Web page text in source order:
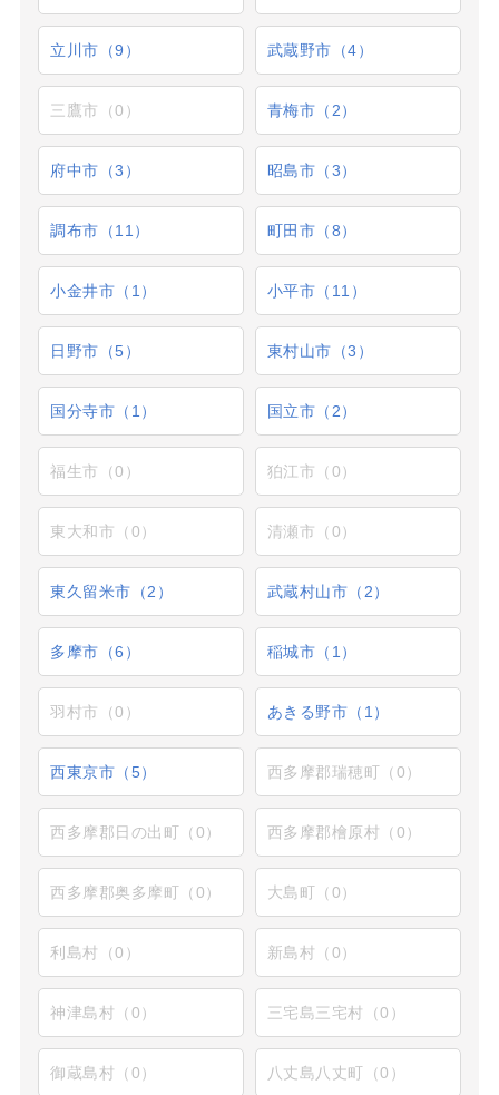
立川市（9） 武蔵野市（4）
三鷹市（0） 青梅市（2）
府中市（3） 昭島市（3）
調布市（11） 町田市（8）
小金井市（1） 小平市（11）
日野市（5） 東村山市（3）
国分寺市（1） 国立市（2）
福生市（0） 狛江市（0）
東大和市（0） 清瀬市（0）
東久留米市（2） 武蔵村山市（2）
多摩市（6） 稲城市（1）
羽村市（0） あきる野市（1）
西東京市（5） 西多摩郡瑞穂町（0）
西多摩郡日の出町（0） 西多摩郡檜原村（0）
西多摩郡奥多摩町（0） 大島町（0）
利島村（0） 新島村（0）
神津島村（0） 三宅島三宅村（0）
御蔵島村（0） 八丈島八丈町（0）